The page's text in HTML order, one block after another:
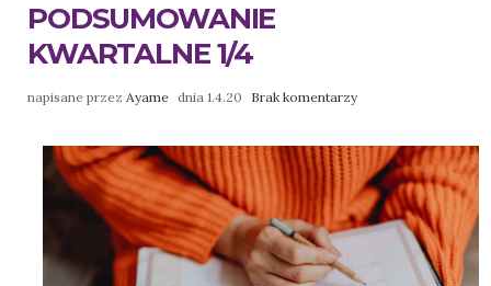
PODSUMOWANIE
KWARTALNE 1/4
napisane przez Ayame dnia 1.4.20 Brak komentarzy